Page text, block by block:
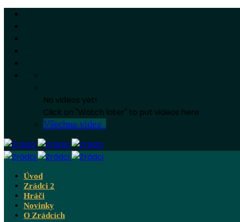
No videos yet!
Click on "Watch later" to put videos here
Všechna videa
Úvod
Zrádci 2
Hráči
Novinky
O Zrádcích